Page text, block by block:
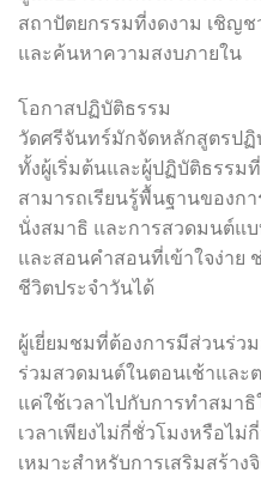
สถาปัตยกรรมที่งดงาม เชิญ
และค้นหาความสงบภายใน
โอกาสปฏิบัติธรรม
วัดศรีจันทร์มักจัดหลักสูตรป
ทั้งผู้เริ่มต้นและผู้ปฏิบัติธรรม
สามารถเรียนรู้พื้นฐานของก
นั่งสมาธิ และการสวดมนต์แ
และสอนคำสอนที่เข้าใจง่าย
ชีวิตประจำวันได้
ผู้เยี่ยมชมที่ต้องการมีส่วนร่ว
ร่วมสวดมนต์ในตอนเช้าและ
แค่ใช้เวลาไปกับการทำสมา
เวลาเพียงไม่กี่ชั่วโมงหรือไ
เหมาะสำหรับการเสริมสร้า